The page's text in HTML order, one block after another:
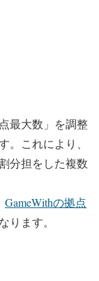
最大数」を調整
。これにより、
分担をした複数
GameWithの拠点
ります。